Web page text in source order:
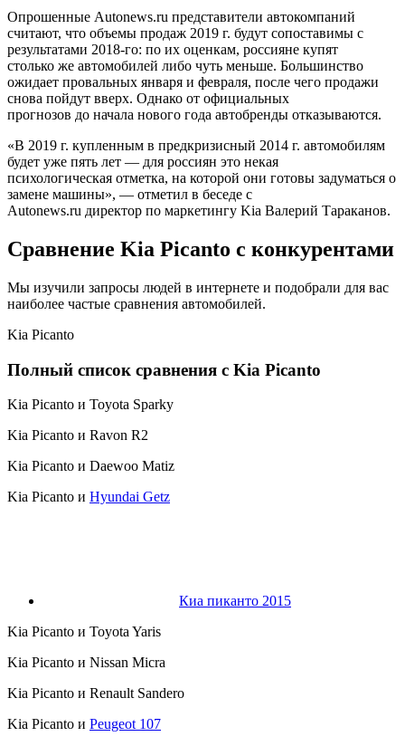
Опрошенные Autonews.ru представители автокомпаний
считают, что объемы продаж 2019 г. будут сопоставимы с
результатами 2018-го: по их оценкам, россияне купят
столько же автомобилей либо чуть меньше. Большинство
ожидает провальных января и февраля, после чего продажи
снова пойдут вверх. Однако от официальных
прогнозов до начала нового года автобренды отказываются.
«В 2019 г. купленным в предкризисный 2014 г. автомобилям
будет уже пять лет — для россиян это некая
психологическая отметка, на которой они готовы задуматься о
замене машины», — отметил в беседе с
Autonews.ru директор по маркетингу Kia Валерий Тараканов.
Сравнение Kia Picanto с конкурентами
Мы изучили запросы людей в интернете и подобрали для вас
наиболее частые сравнения автомобилей.
Kia Picanto
Полный список сравнения с Kia Picanto
Kia Picanto и Toyota Sparky
Kia Picanto и Ravon R2
Kia Picanto и Daewoo Matiz
Kia Picanto и Hyundai Getz
Киа пиканто 2015
Kia Picanto и Toyota Yaris
Kia Picanto и Nissan Micra
Kia Picanto и Renault Sandero
Kia Picanto и Peugeot 107